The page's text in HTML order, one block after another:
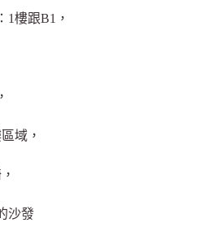
1樓跟B1，
域，
沙發